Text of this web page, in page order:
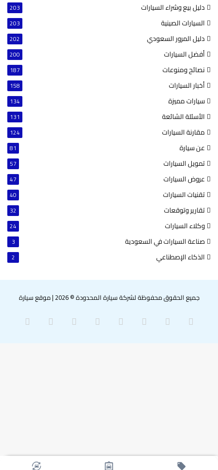
دليل بيع وشراء السيارات 203
السيارات الصينية 203
دليل المرور السعودي 202
أفضل السيارات 200
نصائح ومنوعات 187
أخبار السيارات 158
سيارات مميزة 134
الأسئلة الشائعة 131
مقارنة السيارات 124
عن سيارة 81
تمويل السيارات 57
عروض السيارات 47
تقنيات السيارات 40
تقارير وتوقعات 32
وكلاء السيارات 24
صناعة السيارات في السعودية 3
الذكاء الإصطناعي 2
جميع الحقوق محفوظة لشركة سيارة المحدودة © 2026 |موقع سيارة
فيسبوك بينتيريست لينكدإن ‫YouTube انستقرام سناب